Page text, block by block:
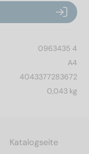
0963435 4
A4
4043377283672
0,043 kg
Katalogseite